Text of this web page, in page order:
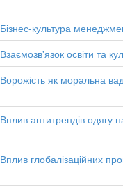
Бізнес-культура
Взаємозв'язок освіти та
Ворожість як моральна
Вплив антитрендів одягу
Вплив глобалізаційних